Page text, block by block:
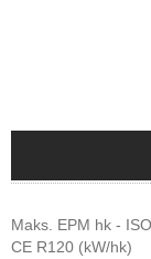
Maks. EPM hk -
CE R120 (kW/hk)